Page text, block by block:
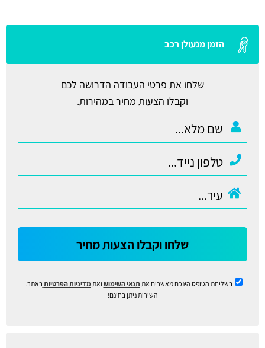
הזמן מנעולן רכב
שלחו את פרטי העבודה הדרושה לכם
וקבלו הצעות מחיר במהירות.
שלחו וקבלו הצעות מחיר
בשליחת הטופס הינכם מאשרים את תנאי השימוש ואתמדיניות הפרטיותבאתר.
השירות ניתן בחינם!